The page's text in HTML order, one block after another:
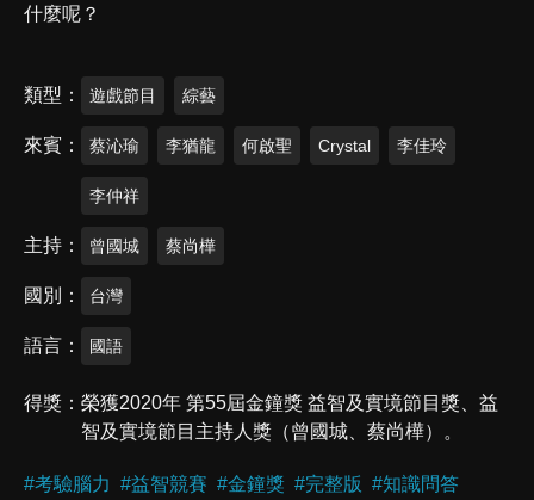
什麼呢？
類型 遊戲節目 綜藝
來賓 蔡沁瑜 李猶龍 何啟聖 Crystal 李佳玲
李仲祥
主持 曾國城 蔡尚樺
國別 台灣
語言 國語
得獎
榮獲2020年 第55屆金鐘獎 益智及實境節目獎、益
智及實境節目主持人獎（曾國城、蔡尚樺）。
#考驗腦力 #益智競賽 #金鐘獎 #完整版 #知識問答